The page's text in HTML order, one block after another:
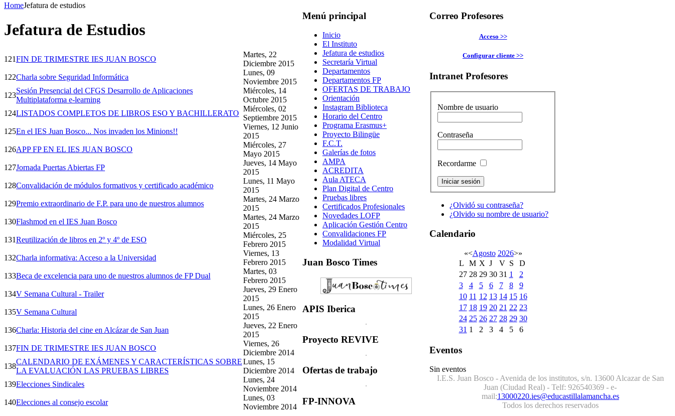
HomeJefatura de estudios
Jefatura de Estudios
121FIN DE TRIMESTRE IES JUAN BOSCO
Martes, 22
Diciembre 2015
122Charla sobre Seguridad Informática
Lunes, 09
Noviembre 2015
123
Sesión Presencial del CFGS Desarrollo de Aplicaciones
Multiplataforma e-learning
Miércoles, 14
Octubre 2015
124LISTADOS COMPLETOS DE LIBROS ESO Y BACHILLERATO
Miércoles, 02
Septiembre 2015
125En el IES Juan Bosco... Nos invaden los Minions!!
Viernes, 12 Junio
2015
126APP FP EN EL IES JUAN BOSCO
Miércoles, 27
Mayo 2015
127Jornada Puertas Abiertas FP
Jueves, 14 Mayo
2015
128Convalidación de módulos formativos y certificado académico
Lunes, 11 Mayo
2015
129Premio extraordinario de F.P. para uno de nuestros alumnos
Martes, 24 Marzo
2015
130Flashmod en el IES Juan Bosco
Martes, 24 Marzo
2015
131Reutilización de libros en 2º y 4º de ESO
Miércoles, 25
Febrero 2015
132Charla informativa: Acceso a la Universidad
Viernes, 13
Febrero 2015
133Beca de excelencia para uno de nuestros alumnos de FP Dual
Martes, 03
Febrero 2015
134V Semana Cultural - Trailer
Jueves, 29 Enero
2015
135V Semana Cultural
Lunes, 26 Enero
2015
136Charla: Historia del cine en Alcázar de San Juan
Jueves, 22 Enero
2015
137FIN DE TRIMESTRE IES JUAN BOSCO
Viernes, 26
Diciembre 2014
138
CALENDARIO DE EXÁMENES Y CARACTERÍSTICAS SOBRE
LA EVALUACIÓN LAS PRUEBAS LIBRES
Lunes, 15
Diciembre 2014
139Elecciones Sindicales
Lunes, 24
Noviembre 2014
140Elecciones al consejo escolar
Lunes, 03
Noviembre 2014
Menú principal
Inicio
El Instituto
Jefatura de estudios
Secretaría Virtual
Departamentos
Departamentos FP
OFERTAS DE TRABAJO
Orientación
Instagram Biblioteca
Horario del Centro
Programa Erasmus+
Proyecto Bilingüe
F.C.T.
Galerías de fotos
AMPA
ACREDITA
Aula ATECA
Plan Digital de Centro
Pruebas libres
Certificados Profesionales
Novedades LOFP
Aplicación Gestión Centro
Convalidaciones FP
Modalidad Virtual
Juan Bosco Times
APIS Iberica
Proyecto REVIVE
Ofertas de trabajo
FP-INNOVA
Correo Profesores
Acceso >>
Configurar cliente >>
Intranet Profesores
Nombre de usuario
Contraseña
Recordarme
¿Olvidó su contraseña?
¿Olvido su nombre de usuario?
Calendario
«<Agosto 2026>»
L
M X J V S
D
27 28 29 30 31 1
2
3
4 5 6 7 8
9
10 11 12 13 14 15 16
17 18 19 20 21 22 23
24 25 26 27 28 29 30
31 1 2 3 4 5 6
Eventos
Sin eventos
I.E.S. Juan Bosco - Avenida de los institutos, s/n. 13600 Alcazar de San
Juan (Ciudad Real) - Telf: 926540369 - e-
mail:13000220.ies@educastillalamancha.es
Todos los derechos reservados